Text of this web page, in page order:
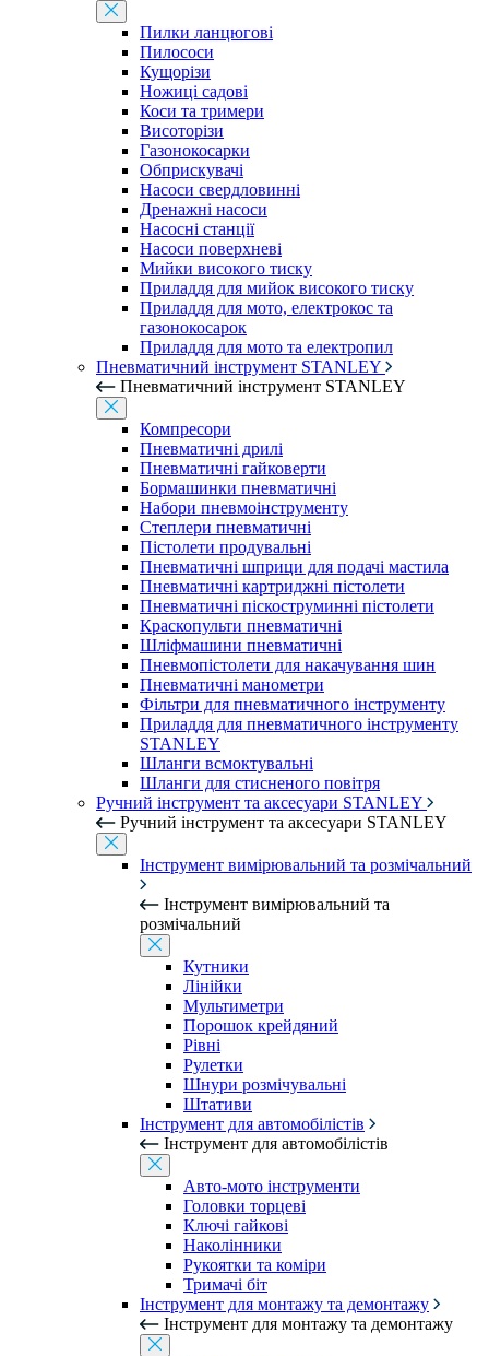
Пилки ланцюгові
Пилососи
Кущорізи
Ножиці садові
Коси та тримери
Висоторізи
Газонокосарки
Обприскувачі
Насоси свердловинні
Дренажні насоси
Насосні станції
Насоси поверхневі
Мийки високого тиску
Приладдя для мийок високого тиску
Приладдя для мото, електрокос та
газонокосарок
Приладдя для мото та електропил
Пневматичний інструмент STANLEY
Пневматичний інструмент STANLEY
Компресори
Пневматичні дрилі
Пневматичні гайковерти
Бормашинки пневматичні
Набори пневмоінструменту
Степлери пневматичні
Пістолети продувальні
Пневматичні шприци для подачі мастила
Пневматичні картриджні пістолети
Пневматичні піскоструминні пістолети
Краскопульти пневматичні
Шліфмашини пневматичні
Пневмопістолети для накачування шин
Пневматичні манометри
Фільтри для пневматичного інструменту
Приладдя для пневматичного інструменту
STANLEY
Шланги всмоктувальні
Шланги для стисненого повітря
Ручний інструмент та аксесуари STANLEY
Ручний інструмент та аксесуари STANLEY
Інструмент вимірювальний та розмічальний
Інструмент вимірювальний та
розмічальний
Кутники
Лінійки
Мультиметри
Порошок крейдяний
Рівні
Рулетки
Шнури розмічувальні
Штативи
Інструмент для автомобілістів
Інструмент для автомобілістів
Авто-мото інструменти
Головки торцеві
Ключі гайкові
Наколінники
Рукоятки та коміри
Тримачі біт
Інструмент для монтажу та демонтажу
Інструмент для монтажу та демонтажу